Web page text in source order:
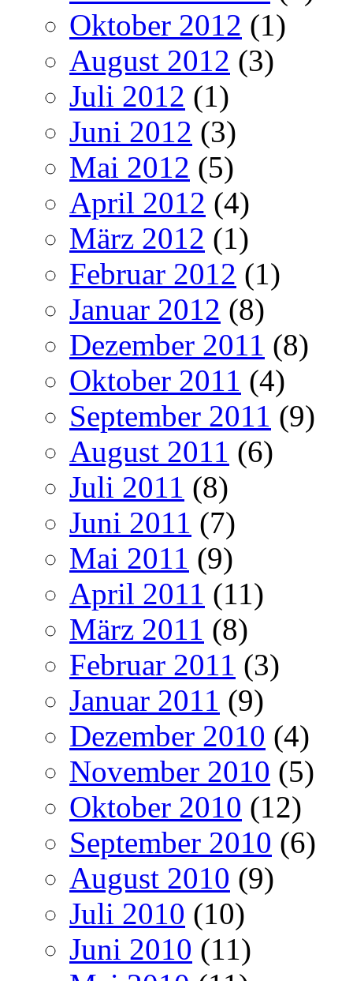
Oktober 2012 (1)
August 2012 (3)
Juli 2012 (1)
Juni 2012 (3)
Mai 2012 (5)
April 2012 (4)
März 2012 (1)
Februar 2012 (1)
Januar 2012 (8)
Dezember 2011 (8)
Oktober 2011 (4)
September 2011 (9)
August 2011 (6)
Juli 2011 (8)
Juni 2011 (7)
Mai 2011 (9)
April 2011 (11)
März 2011 (8)
Februar 2011 (3)
Januar 2011 (9)
Dezember 2010 (4)
November 2010 (5)
Oktober 2010 (12)
September 2010 (6)
August 2010 (9)
Juli 2010 (10)
Juni 2010 (11)